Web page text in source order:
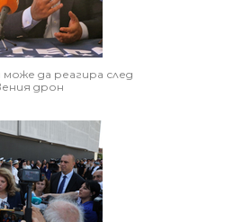
да реагира след
дрон